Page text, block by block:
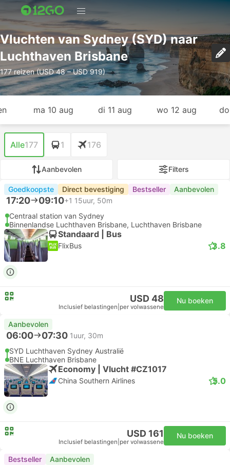
Vluchten van Sydney (SYD) naar
Luchthaven Brisbane
177 reizen (USD 48 – USD 919)
ma 10 aug di 11 aug wo 12 aug
Alle177 1 176
Aanbevolen Filters
Goedkoopste Direct bevestiging Bestseller Aanbevolen
17:20 09:10+1 15uur, 50m
Centraal station van Sydney
Binnenlandse Luchthaven Brisbane, Luchthaven Brisbane
Standaard | Bus
FlixBus 3.8
USD 48
Inclusief belastingen per volwassene
Nu boeken
Aanbevolen
06:00 07:30 1uur, 30m
SYD Luchthaven Sydney Australië
BNE Luchthaven Brisbane
Economy | Vlucht #CZ1017
China Southern Airlines 5.0
USD 161
Inclusief belastingen per volwassene
Nu boeken
Bestseller Aanbevolen